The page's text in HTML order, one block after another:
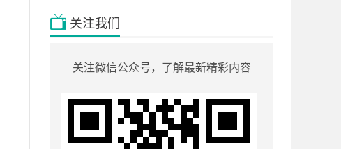
关注我们
关注微信公众号，了解最新精彩内容